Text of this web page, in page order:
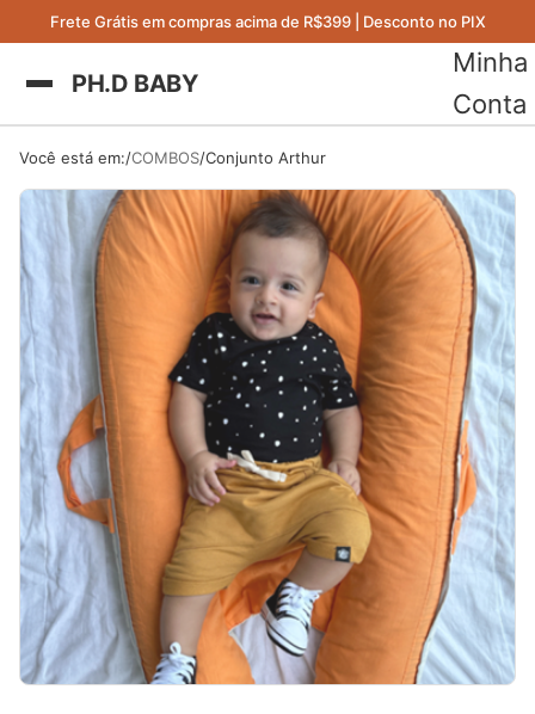
Frete Grátis em compras acima de R$399 | Desconto no PIX
PH.D BABY
Minha
Conta
Você está em: COMBOS Conjunto Arthur